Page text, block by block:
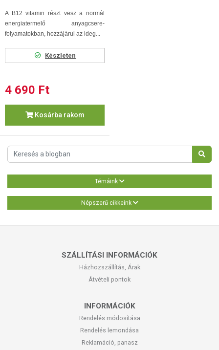
A B12 vitamin részt vesz a normál
energiatermelő anyagcsere-
folyamatokban, hozzájárul az ideg...
Készleten
4 690 Ft
Kosárba rakom
Témáink
Népszerű cikkeink
SZÁLLÍTÁSI INFORMÁCIÓK
Házhozszállítás, Árak
Átvételi pontok
INFORMÁCIÓK
Rendelés módosítása
Rendelés lemondása
Reklamáció, panasz